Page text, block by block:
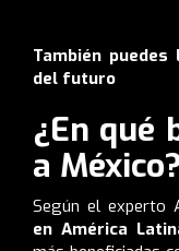
También puedes
del futuro
¿En qué
a México?
Según el experto
en América